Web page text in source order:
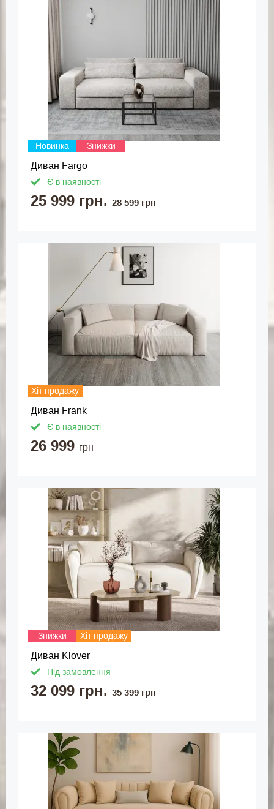
Новинка Знижки
Диван Fargo
Є в наявності
25 999 грн. 28 599 грн
Хіт продажу
Диван Frank
Є в наявності
26 999 грн
Знижки Хіт продажу
Диван Klover
Під замовлення
32 099 грн. 35 399 грн